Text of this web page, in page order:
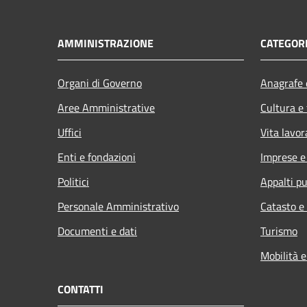
AMMINISTRAZIONE
Organi di Governo
Aree Amministrative
Uffici
Enti e fondazioni
Politici
Personale Amministrativo
Documenti e dati
Cultura
Vita
Imprese
Appalti
Catasto
Turismo
Mobilità
CONTATTI